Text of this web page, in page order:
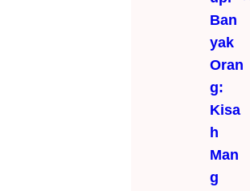
Ban
yak
Oran
g:
Kisa
h
Man
g